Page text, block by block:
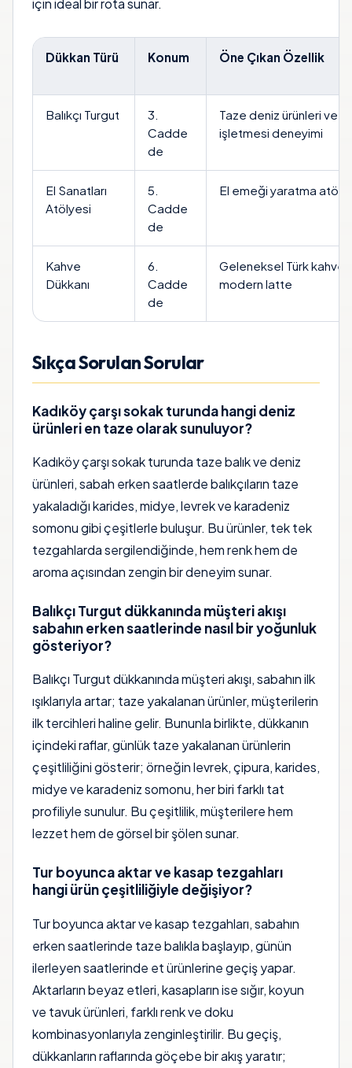
için ideal bir rota sunar.
Dükkan Türü Konum Öne Çıkan Özellik
Balıkçı Turgut
3.
Cadde
de
Taze deniz ürünleri ve
işletmesi deneyimi
El Sanatları
Atölyesi
5.
Cadde
de
El emeği yaratma
Kahve
Dükkanı
6.
Cadde
de
Geleneksel Türk
modern latte
Sıkça Sorulan Sorular
Kadıköy çarşı sokak turunda hangi deniz
ürünleri en taze olarak sunuluyor?
Kadıköy çarşı sokak turunda taze balık ve deniz
ürünleri, sabah erken saatlerde balıkçıların taze
yakaladığı karides, midye, levrek ve karadeniz
somonu gibi çeşitlerle buluşur. Bu ürünler, tek tek
tezgahlarda sergilendiğinde, hem renk hem de
aroma açısından zengin bir deneyim sunar.
Balıkçı Turgut dükkanında müşteri akışı
sabahın erken saatlerinde nasıl bir yoğunluk
gösteriyor?
Balıkçı Turgut dükkanında müşteri akışı, sabahın ilk
ışıklarıyla artar; taze yakalanan ürünler, müşterilerin
ilk tercihleri haline gelir. Bununla birlikte, dükkanın
içindeki raflar, günlük taze yakalanan ürünlerin
çeşitliliğini gösterir; örneğin levrek, çipura, karides,
midye ve karadeniz somonu, her biri farklı tat
profiliyle sunulur. Bu çeşitlilik, müşterilere hem
lezzet hem de görsel bir şölen sunar.
Tur boyunca aktar ve kasap tezgahları
hangi ürün çeşitliliğiyle değişiyor?
Tur boyunca aktar ve kasap tezgahları, sabahın
erken saatlerinde taze balıkla başlayıp, günün
ilerleyen saatlerinde et ürünlerine geçiş yapar.
Aktarların beyaz etleri, kasapların ise sığır, koyun
ve tavuk ürünleri, farklı renk ve doku
kombinasyonlarıyla zenginleştirilir. Bu geçiş,
dükkanların raflarında göçebe bir akış yaratır;